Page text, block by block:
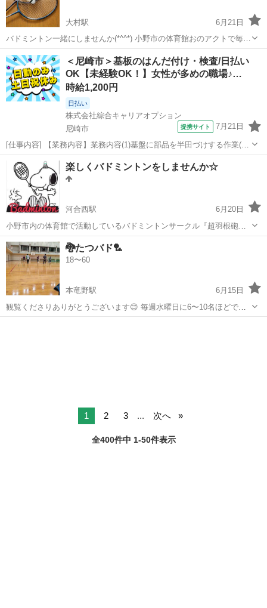
大村駅
6月21日
バドミントン一緒にしませんか(*^^*) 小野市の体育館おのアクトで毎週
月曜日20時から22時で開催してます！ 男女問わず募集中です！！ レ
ベル的には中級～って感じです 最近、動いてないな、昔やっていてま
たやりたいな、 っ...
兵庫 小野市 大村駅 バドミントン 体育館
＜尼崎市＞基板のはんだ付け・検査/日払い
OK【未経験OK！】女性が多めの職場♪…
時給1,200円
日払い
株式会社綜合キャリアオプション
尼崎市
提携サイト 7月21日
[仕事内容] 【業務内容】業務内容(1)基盤に部品を半田づけする作業(2)
基板を筆ペンで色塗りする作業(3)実際に電気が流れるかの試験検査(顕
微業など)包装作業【取り扱い製品】テレビ、 カーナビに用いられる基
盤(A5サイズ)...
兵庫 尼崎市 工場
楽しくバドミントンをしませんか☆
河合西駅
6月20日
小野市内の体育館で活動しているバドミントンサークル『超羽根砲』
です。 活動詳細↓ ◎活動曜日 毎週土曜日 ◎活動時間 19：00～21：
兵庫 小野市 河合西駅
🐉たつバド🏸
18〜60
本竜野駅
6月15日
観覧くださりありがとうございます😊 毎週水曜日に6〜10名ほどで練
習しています。 レベルは初級〜中級ぐらいなので、バドミントンを始
1 2 3 ... 次へ
全400件中 1-50件表示